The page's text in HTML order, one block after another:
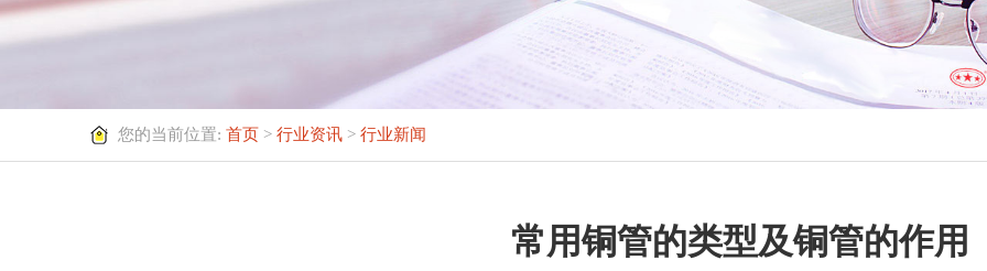
您的当前位置: 首页 > 行业资讯 > 行业新闻
常用铜管的类型及铜管的作用